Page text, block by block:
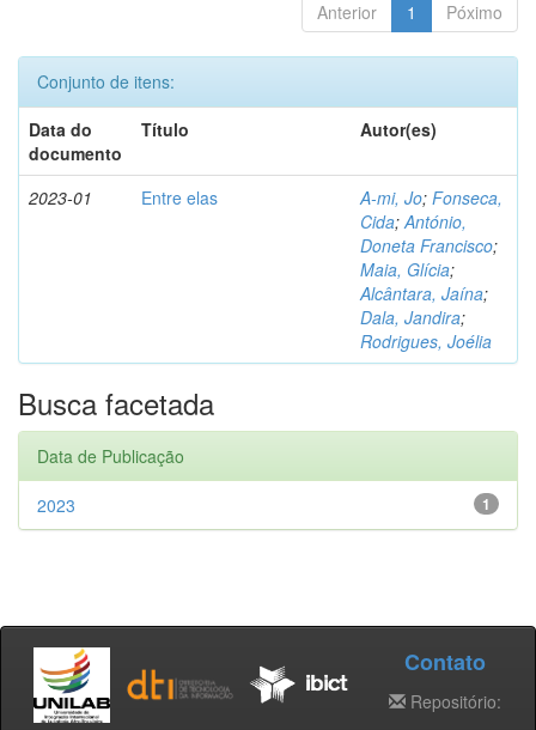
Anterior 1 Póximo
Conjunto de itens:
Data do
documento
Título Autor(es)
2023-01 Entre elas A-mi, Jo; Fonseca,
Cida;António,
Doneta Francisco;
Maia, Glícia;
Alcântara, Jaína;
Dala, Jandira;
Rodrigues, Joélia
Busca facetada
Data de Publicação
1
2023
Contato
Repositório: